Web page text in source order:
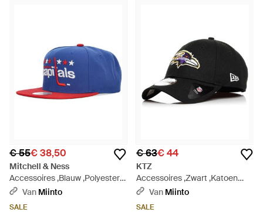
€ 55€ 38,50
Mitchell & Ness
Accessoires ,Blauw ,Polyester
Nhl Team 2 Tone Snapback Pet
Van Miinto
SALE
€ 63€ 44
KTZ
Accessoires ,Zwart ,Katoen
Curved Visor Cap Nfl Team
Van Miinto
SALE